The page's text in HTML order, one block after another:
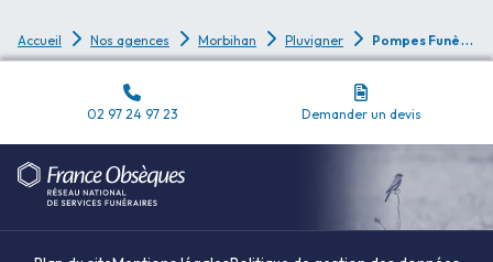
Accueil Nos agences Morbihan Pluvigner P
ompes Funèbres Pompes Funèbres Bellego - Pluvigner
02 97 24 97 23 Demander un devis